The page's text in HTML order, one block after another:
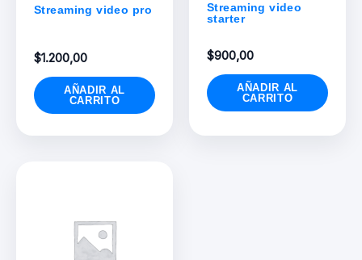
Streaming video pro
$1.200,00
AÑADIR AL
CARRITO
Streaming video
starter
$900,00
AÑADIR AL
CARRITO